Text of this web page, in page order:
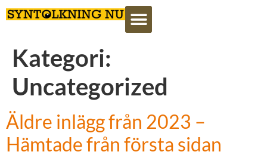
Kategori:
Uncategorized
Äldre inlägg från 2023 –
Hämtade från första sidan